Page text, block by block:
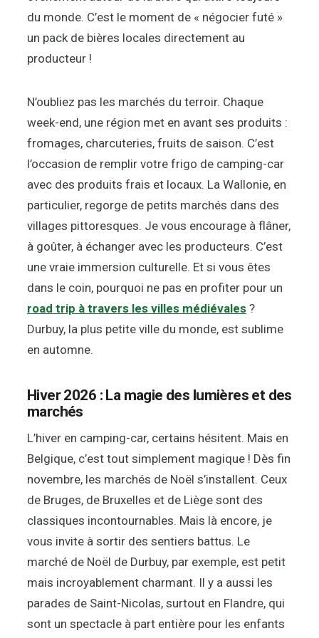
du monde. C’est le moment de « négocier futé »
un pack de bières locales directement au
producteur !
N’oubliez pas les marchés du terroir. Chaque
week-end, une région met en avant ses produits :
fromages, charcuteries, fruits de saison. C’est
l’occasion de remplir votre frigo de camping-car
avec des produits frais et locaux. La Wallonie, en
particulier, regorge de petits marchés dans des
villages pittoresques. Je vous encourage à flâner,
à goûter, à échanger avec les producteurs. C’est
une vraie immersion culturelle. Et si vous êtes
dans le coin, pourquoi ne pas en profiter pour un
road trip à travers les villes médiévales ?
Durbuy, la plus petite ville du monde, est sublime
en automne.
Hiver 2026 : La magie des lumières et des
marchés
L’hiver en camping-car, certains hésitent. Mais en
Belgique, c’est tout simplement magique ! Dès fin
novembre, les marchés de Noël s’installent. Ceux
de Bruges, de Bruxelles et de Liège sont des
classiques incontournables. Mais là encore, je
vous invite à sortir des sentiers battus. Le
marché de Noël de Durbuy, par exemple, est petit
mais incroyablement charmant. Il y a aussi les
parades de Saint-Nicolas, surtout en Flandre, qui
sont un spectacle à part entière pour les enfants